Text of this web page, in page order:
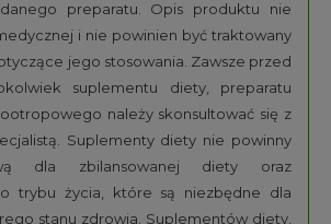
preparatu. Opis produktu nie
i nie powinien być traktowany
jego stosowania. Zawsze przed
suplementu diety, preparatu
należy skonsultować się z
Suplementy diety nie powinny
dla zbilansowanej diety oraz
trybu życia, które są niezbędne dla
stanu zdrowia. Suplementów diety,